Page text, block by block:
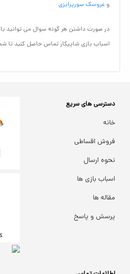
و عروسک سورپرایزی
در صورت داشتن هر گونه سوال می توانید
اسباب بازی شاپیکار تماس حاصل کنید تا
دسترسی های سریع
خانه
فروش اقساطی
نحوه ارسال
اسباب بازی ها
مقاله ها
پرسش و پاسخ